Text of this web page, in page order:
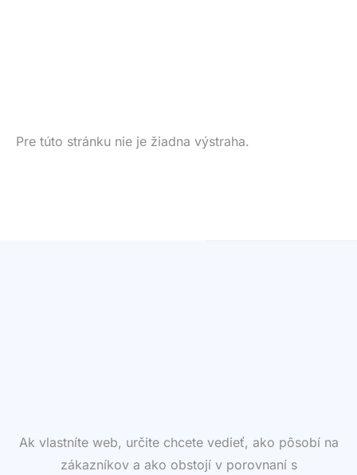
Pre túto stránku nie je žiadna výstraha.
Ak vlastníte web, určite chcete vedieť, ako pôsobí na
zákazníkov a ako obstojí v porovnaní s